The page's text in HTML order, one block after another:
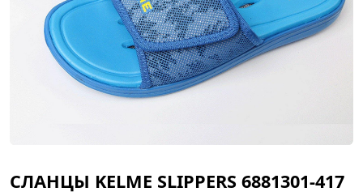
СЛАНЦЫ KELME SLIPPERS 6881301-417